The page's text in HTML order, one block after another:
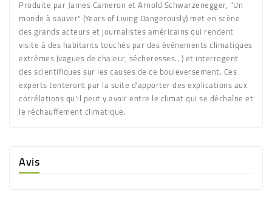
Produite par James Cameron et Arnold Schwarzenegger, "Un
monde à sauver" (Years of Living Dangerously) met en scène
des grands acteurs et journalistes américains qui rendent
visite à des habitants touchés par des événements climatiques
extrêmes (vagues de chaleur, sécheresses...) et interrogent
des scientifiques sur les causes de ce bouleversement. Ces
experts tenteront par la suite d'apporter des explications aux
corrélations qu'il peut y avoir entre le climat qui se déchaîne et
le réchauffement climatique.
Avis